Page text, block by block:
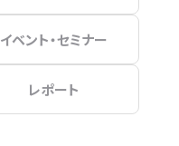
イベント・セミナー
レポート